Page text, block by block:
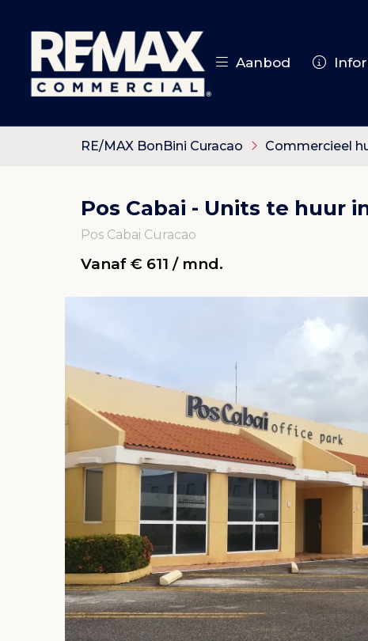
Aanbod
RE/MAX BonBini Curacao Commercieel
Pos Cabai - Units te huur
Pos Cabai Curacao
Vanaf € 611 / mnd.